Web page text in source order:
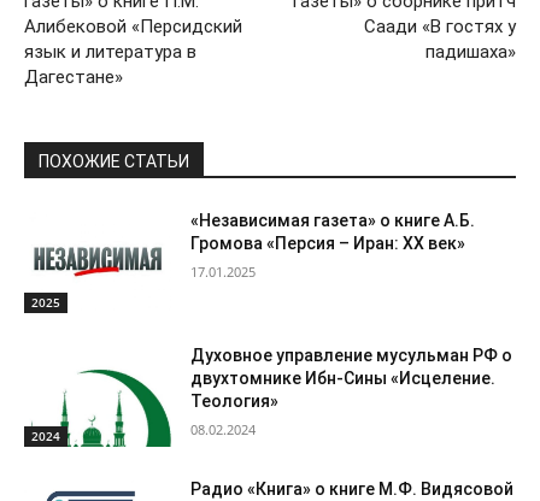
Алибековой «Персидский
язык и литература в
Дагестане»
Саади «В гостях у
падишаха»
ПОХОЖИЕ СТАТЬИ
2025
«Независимая газета» о книге А.Б.
Громова «Персия – Иран: ХХ век»
17.01.2025
2024
Духовное управление мусульман РФ о
двухтомнике Ибн-Сины «Исцеление.
Теология»
08.02.2024
Радио «Книга» о книге М.Ф. Видясовой